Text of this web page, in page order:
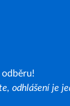
odběru!
odhlášení je